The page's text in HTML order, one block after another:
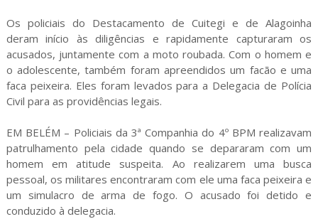
Os policiais do Destacamento de Cuitegi e de Alagoinha
deram início às diligências e rapidamente capturaram os
acusados, juntamente com a moto roubada. Com o homem e
o adolescente, também foram apreendidos um facão e uma
faca peixeira. Eles foram levados para a Delegacia de Polícia
Civil para as providências legais.
EM BELÉM – Policiais da 3ª Companhia do 4º BPM realizavam
patrulhamento pela cidade quando se depararam com um
homem em atitude suspeita. Ao realizarem uma busca
pessoal, os militares encontraram com ele uma faca peixeira e
um simulacro de arma de fogo. O acusado foi detido e
conduzido à delegacia.